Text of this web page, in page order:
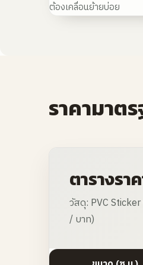
ต้องเคลื่อนย้ายบ่อย
ราคามาต
ตารางร
วัสดุ: PVC
/ บาท)